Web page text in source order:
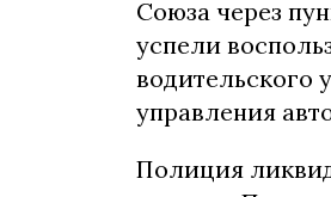
Союза через
успели
водительского
управления
Полиция